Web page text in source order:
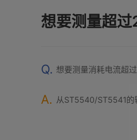
想要测量超
Q. 想要测量消耗电流超
A. 从ST5540/ST5541的